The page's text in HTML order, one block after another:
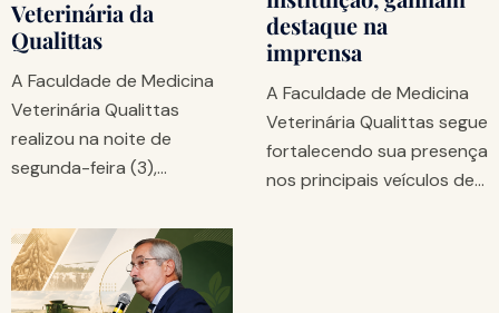
Veterinária da
Qualittas
A Faculdade de Medicina
Veterinária Qualittas
realizou na noite de
segunda-feira (3),…
destaque na
imprensa
A Faculdade de Medicina
Veterinária Qualittas segue
fortalecendo sua presença
nos principais veículos de…